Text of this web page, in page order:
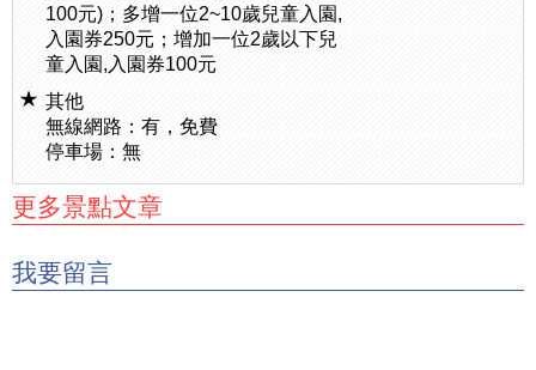
100元)；多增一位2~10歲兒童入園,
入園券250元；增加一位2歲以下兒
童入園,入園券100元
其他
無線網路：有，免費
停車場：無
更多景點文章
我要留言